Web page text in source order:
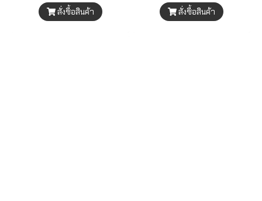
สั่งซื้อสินค้า สั่งซื้อสินค้า